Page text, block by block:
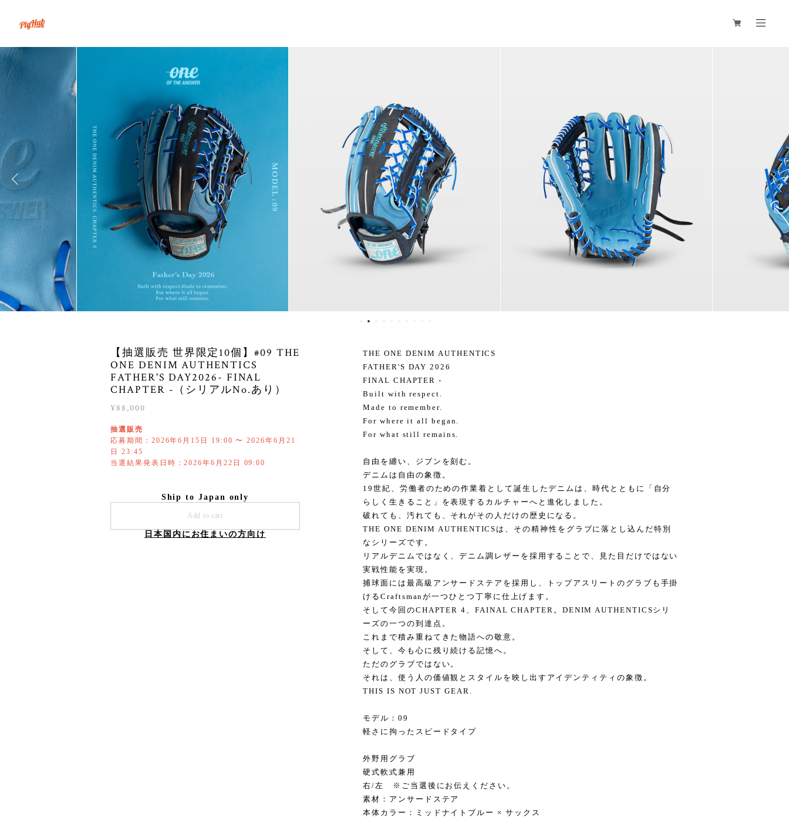
【抽選販売 世界限定10個】#09 THE
ONE DENIM AUTHENTICS
FATHER'S DAY2026- FINAL
CHAPTER -（シリアルNo.あり）
¥88,000
抽選販売
応募期間：2026年6月15日 19:00 〜 2026年6月21
日 23:45
当選結果発表日時：2026年6月22日 09:00
Ship to Japan only
Add to cart
日本国内にお住まいの方向け
THE ONE DENIM AUTHENTICS
FATHER'S DAY 2026
FINAL CHAPTER -
Built with respect.
Made to remember.
For where it all began.
For what still remains.
自由を纏い、ジブンを刻む。
デニムは自由の象徴。
19世紀、労働者のための作業着として誕生したデニムは、時代とともに「自分
らしく生きること」を表現するカルチャーへと進化しました。
破れても、汚れても、それがその人だけの歴史になる。
THE ONE DENIM AUTHENTICSは、その精神性をグラブに落とし込んだ特別
なシリーズです。
リアルデニムではなく、デニム調レザーを採用することで、見た目だけではない
実戦性能を実現。
捕球面には最高級アンサードステアを採用し、トップアスリートのグラブも手掛
けるCraftsmanが一つひとつ丁寧に仕上げます。
そして今回のCHAPTER 4、FAINAL CHAPTER。DENIM AUTHENTICSシリ
ーズの一つの到達点。
これまで積み重ねてきた物語への敬意。
そして、今も心に残り続ける記憶へ。
ただのグラブではない。
それは、使う人の価値観とスタイルを映し出すアイデンティティの象徴。
THIS IS NOT JUST GEAR.
モデル：09
軽さに拘ったスピードタイプ
外野用グラブ
硬式軟式兼用
右/左 ※ご当選後にお伝えください。
素材：アンサードステア
本体カラー：ミッドナイトブルー × サックス